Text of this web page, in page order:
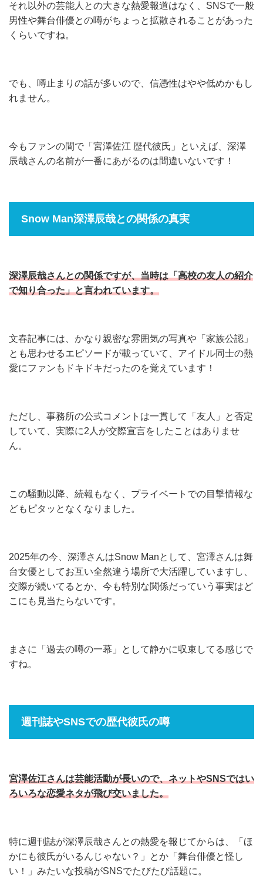
それ以外の芸能人との大きな熱愛報道はなく、SNSで一般
男性や舞台俳優との噂がちょっと拡散されることがあった
くらいですね。
でも、噂止まりの話が多いので、信憑性はやや低めかもし
れません。
今もファンの間で「宮澤佐江 歴代彼氏」といえば、深澤
辰哉さんの名前が一番にあがるのは間違いないです！
Snow Man深澤辰哉との関係の真実
深澤辰哉さんとの関係ですが、当時は「高校の友人の紹介
で知り合った」と言われています。
文春記事には、かなり親密な雰囲気の写真や「家族公認」
とも思わせるエピソードが載っていて、アイドル同士の熱
愛にファンもドキドキだったのを覚えています！
ただし、事務所の公式コメントは一貫して「友人」と否定
していて、実際に2人が交際宣言をしたことはありませ
ん。
この騒動以降、続報もなく、プライベートでの目撃情報な
どもピタッとなくなりました。
2025年の今、深澤さんはSnow Manとして、宮澤さんは舞
台女優としてお互い全然違う場所で大活躍していますし、
交際が続いてるとか、今も特別な関係だっていう事実はど
こにも見当たらないです。
まさに「過去の噂の一幕」として静かに収束してる感じで
すね。
週刊誌やSNSでの歴代彼氏の噂
宮澤佐江さんは芸能活動が長いので、ネットやSNSではい
ろいろな恋愛ネタが飛び交いました。
特に週刊誌が深澤辰哉さんとの熱愛を報じてからは、「ほ
かにも彼氏がいるんじゃない？」とか「舞台俳優と怪し
い！」みたいな投稿がSNSでたびたび話題に。